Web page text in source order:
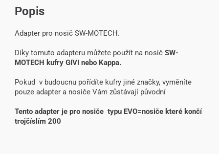
Popis
Adapter pro nosič SW-MOTECH.
Díky tomuto adapteru můžete použít na nosič SW-
MOTECH kufry GIVI nebo Kappa.
Pokud v budoucnu pořídíte kufry jiné značky, vyměníte
pouze adapter a nosiče Vám zůstávají původní
Tento adapter je pro nosiče typu EVO=nosiče které končí
trojčíslím 200